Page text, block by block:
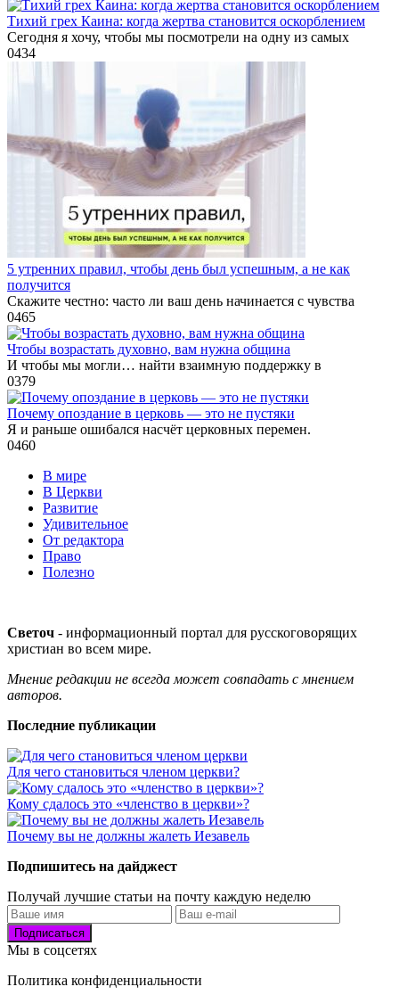
Тихий грех Каина: когда жертва становится оскорблением
Сегодня я хочу, чтобы мы посмотрели на одну из самых
0434
5 утренних правил, чтобы день был успешным, а не как
получится
Скажите честно: часто ли ваш день начинается с чувства
0465
Чтобы возрастать духовно, вам нужна община
И чтобы мы могли… найти взаимную поддержку в
0379
Почему опоздание в церковь — это не пустяки
Я и раньше ошибался насчёт церковных перемен.
0460
В мире
В Церкви
Развитие
Удивительное
От редактора
Право
Полезно
Светоч - информационный портал для русскоговорящих
христиан во всем мире.
Мнение редакции не всегда может совпадать с мнением
авторов.
Последние публикации
Для чего становиться членом церкви?
Кому сдалось это «членство в церкви»?
Почему вы не должны жалеть Иезавель
Подпишитесь на дайджест
Получай лучшие статьи на почту каждую неделю
Подписаться
Мы в соцсетях
Политика конфиденциальности